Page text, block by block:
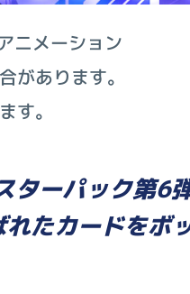
ニメーション
があります。
す。
ターパック第6
たカードをボ